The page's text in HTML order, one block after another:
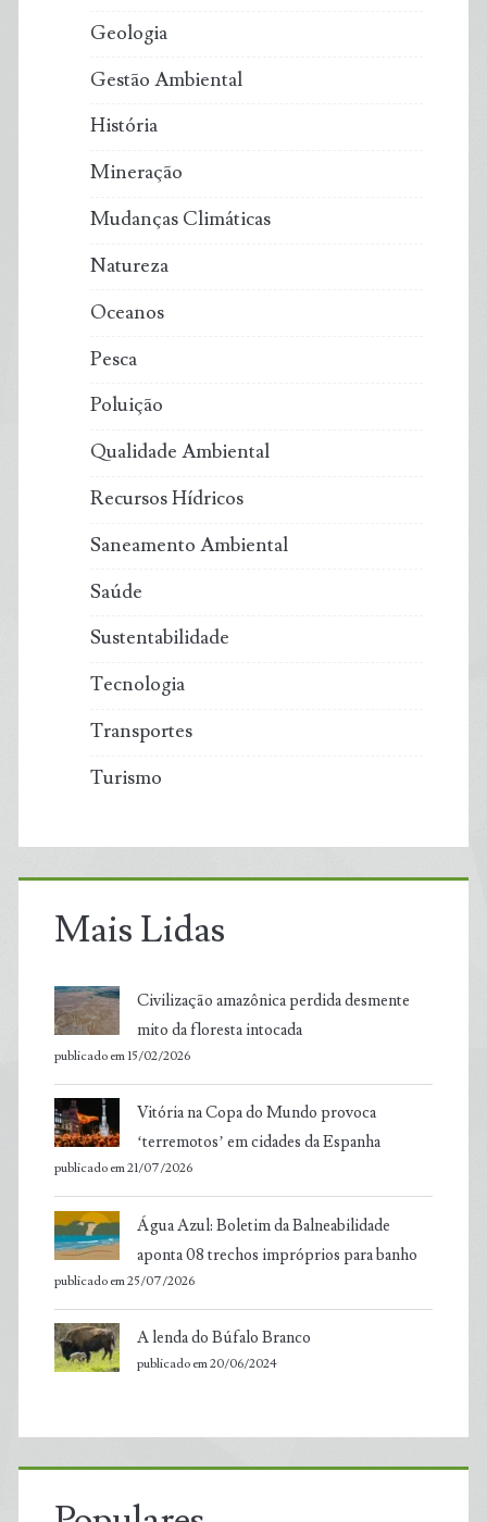
Geologia
Gestão Ambiental
História
Mineração
Mudanças Climáticas
Natureza
Oceanos
Pesca
Poluição
Qualidade Ambiental
Recursos Hídricos
Saneamento Ambiental
Saúde
Sustentabilidade
Tecnologia
Transportes
Turismo
Mais Lidas
Civilização amazônica perdida desmente
mito da floresta intocada
publicado em 15/02/2026
Vitória na Copa do Mundo provoca
‘terremotos’ em cidades da Espanha
publicado em 21/07/2026
Água Azul: Boletim da Balneabilidade
aponta 08 trechos impróprios para banho
publicado em 25/07/2026
A lenda do Búfalo Branco
publicado em 20/06/2024